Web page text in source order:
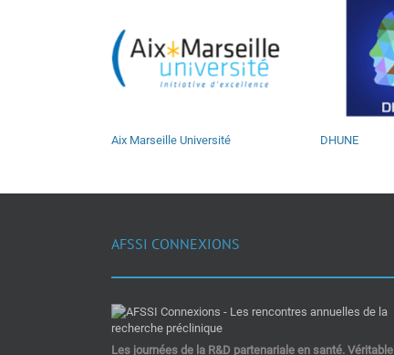
Aix Marseille Université DHUNE
AFSSI CONNEXIONS
Les journées de la R&D partenariale en santé. Véritable